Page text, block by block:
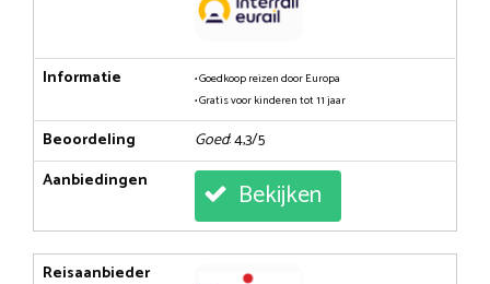
Informatie
• Goedkoop reizen door Europa
• Gratis voor kinderen tot 11 jaar
Beoordeling Goed: 4,3/5
Aanbiedingen
Bekijken
Reisaanbieder